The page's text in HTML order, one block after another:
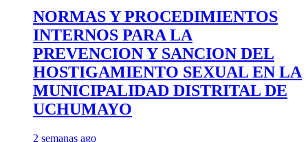
NORMAS Y PROCEDIMIENTOS
INTERNOS PARA LA
PREVENCION Y SANCION DEL
HOSTIGAMIENTO SEXUAL EN LA
MUNICIPALIDAD DISTRITAL DE
UCHUMAYO
2 semanas ago